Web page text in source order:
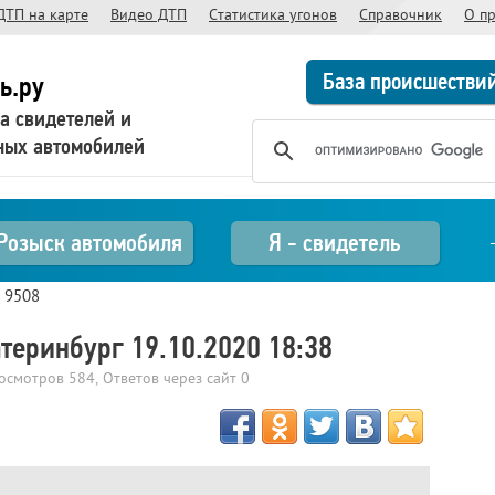
на карте Видео ДТП Статистика угонов Справочник О
свидетелей и
автомобилей
База
автомобиля Я - свидетель
9508
19.10.2020 18:38
584, Ответов через сайт 0